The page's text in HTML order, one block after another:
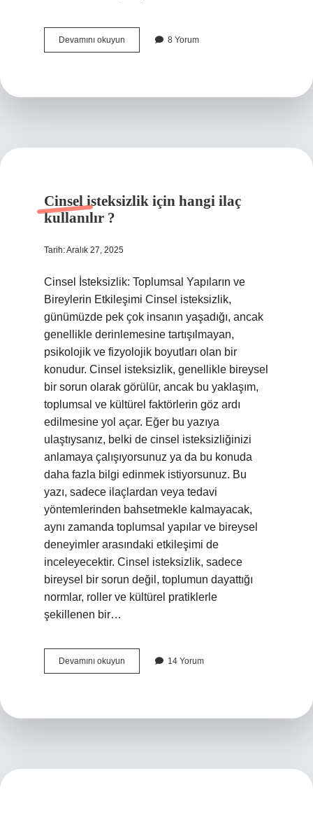
Devamını okuyun
etmek
8 Yorum
Cinsel isteksizlik için hangi ilaç
kullanılır ?
Tarih: Aralık 27, 2025
Cinsel İsteksizlik: Toplumsal Yapıların ve
Bireylerin Etkileşimi Cinsel isteksizlik,
günümüzde pek çok insanın yaşadığı, ancak
genellikle derinlemesine tartışılmayan,
psikolojik ve fizyolojik boyutları olan bir
konudur. Cinsel isteksizlik, genellikle bireysel
bir sorun olarak görülür, ancak bu yaklaşım,
toplumsal ve kültürel faktörlerin göz ardı
edilmesine yol açar. Eğer bu yazıya
ulaştıysanız, belki de cinsel isteksizliğinizi
anlamaya çalışıyorsunuz ya da bu konuda
daha fazla bilgi edinmek istiyorsunuz. Bu
yazı, sadece ilaçlardan veya tedavi
yöntemlerinden bahsetmekle kalmayacak,
aynı zamanda toplumsal yapılar ve bireysel
deneyimler arasındaki etkileşimi de
inceleyecektir. Cinsel isteksizlik, sadece
bireysel bir sorun değil, toplumun dayattığı
normlar, roller ve kültürel pratiklerle
şekillenen bir…
Devamını okuyun
isteksizlik
14 Yorum